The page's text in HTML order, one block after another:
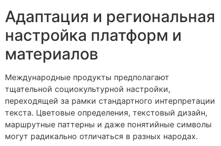
Адаптация и региональная
настройка платформ и
материалов
Международные продукты предполагают
тщательной социокультурной настройки,
переходящей за рамки стандартного интерпретации
текста. Цветовые определения, текстовый дизайн,
маршрутные паттерны и даже понятийные символы
могут радикально отличаться в разных народах.